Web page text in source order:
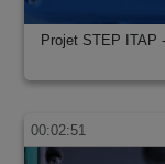
Projet STEP
00:02:51